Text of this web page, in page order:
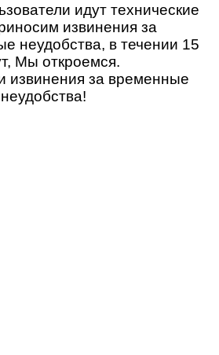
идут технические
извинения за
неудобства, в течении 15
Мы откроемся.
извинения за временные
неудобства!